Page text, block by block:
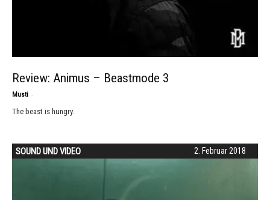
Review: Animus – Beastmode 3
Musti -
The beast is hungry.
2. Februar 2018
SOUND UND VIDEO